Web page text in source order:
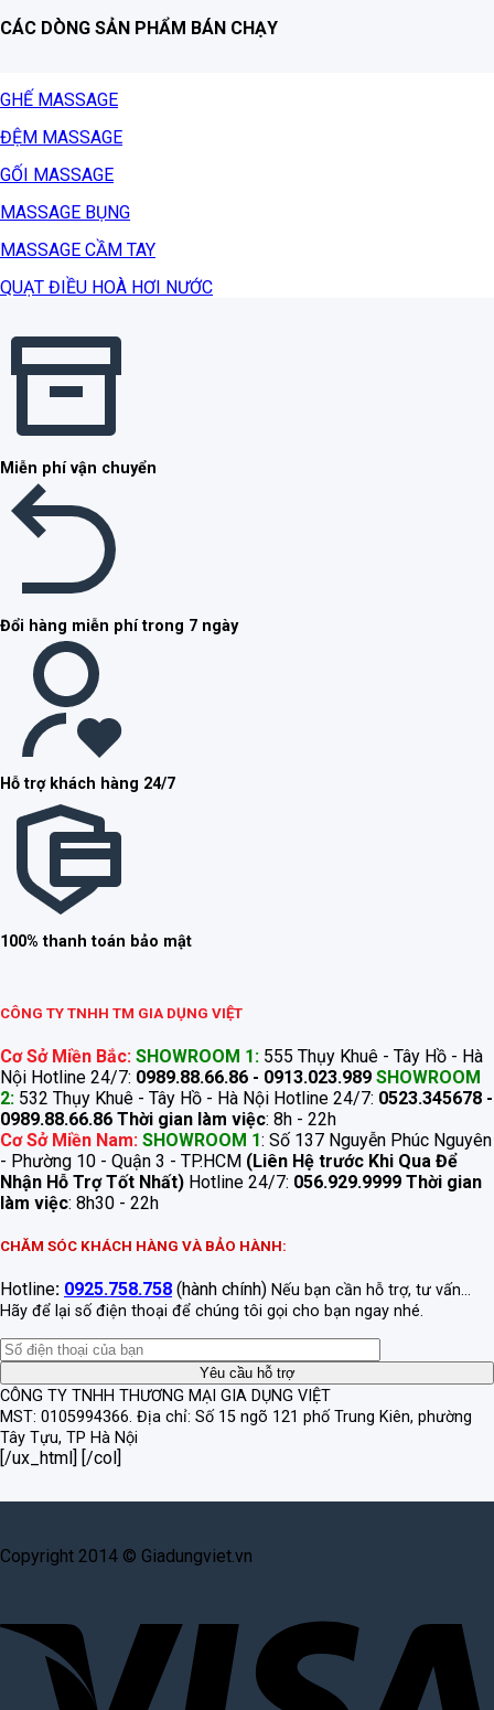
CÁC DÒNG SẢN PHẨM BÁN CHẠY
GHẾ MASSAGE
ĐỆM MASSAGE
GỐI MASSAGE
MASSAGE BỤNG
MASSAGE CẦM TAY
QUẠT ĐIỀU HOÀ HƠI NƯỚC
Miễn phí vận chuyển
Đổi hàng miễn phí trong 7 ngày
Hỗ trợ khách hàng 24/7
100% thanh toán bảo mật
CÔNG TY TNHH TM GIA DỤNG VIỆT
Cơ Sở Miền Bắc: SHOWROOM 1: 555 Thụy Khuê - Tây Hồ - Hà
Nội Hotline 24/7: 0989.88.66.86 - 0913.023.989 SHOWROOM
2: 532 Thụy Khuê - Tây Hồ - Hà Nội Hotline 24/7: 0523.345678 -
0989.88.66.86 Thời gian làm việc: 8h - 22h
Cơ Sở Miền Nam: SHOWROOM 1: Số 137 Nguyễn Phúc Nguyên
- Phường 10 - Quận 3 - TP.HCM (Liên Hệ trước Khi Qua Để
Nhận Hỗ Trợ Tốt Nhất) Hotline 24/7: 056.929.9999 Thời gian
làm việc: 8h30 - 22h
CHĂM SÓC KHÁCH HÀNG VÀ BẢO HÀNH:
Hotline: 0925.758.758 (hành chính) Nếu bạn cần hỗ trợ, tư vấn...
Hãy để lại số điện thoại để chúng tôi gọi cho bạn ngay nhé.
CÔNG TY TNHH THƯƠNG MẠI GIA DỤNG VIỆT
MST: 0105994366. Địa chỉ: Số 15 ngõ 121 phố Trung Kiên, phường
Tây Tựu, TP Hà Nội
[/ux_html] [/col]
Copyright 2014 © Giadungviet.vn